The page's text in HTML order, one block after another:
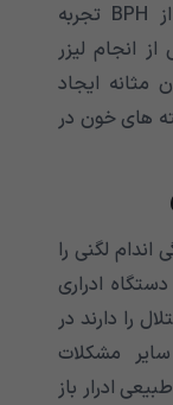
مردان در هنگام ترابکولاسیون ناشی از BPH تجربه
انجام لیزر
مثانه ایجاد
های خون در
لگنی را
ادراری
را دارند در
مشکلات
ادرار باز